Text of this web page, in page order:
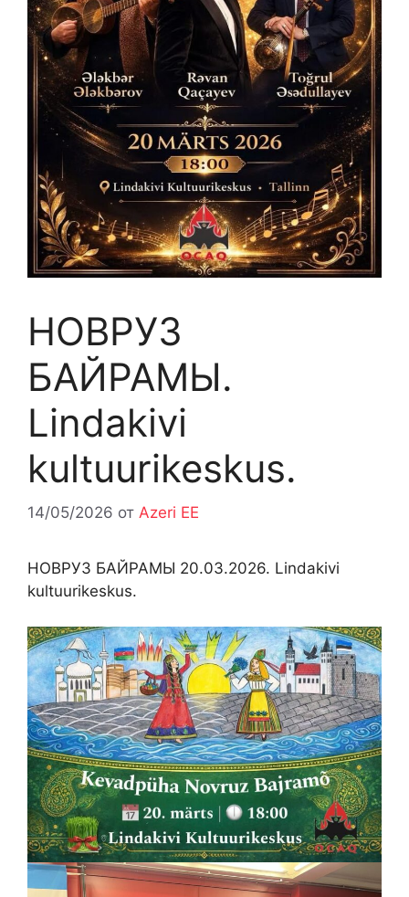
НОВРУЗ
БАЙРАМЫ.
Lindakivi
kultuurikeskus.
14/05/2026 от Azeri EE
НОВРУЗ БАЙРАМЫ 20.03.2026. Lindakivi
kultuurikeskus.